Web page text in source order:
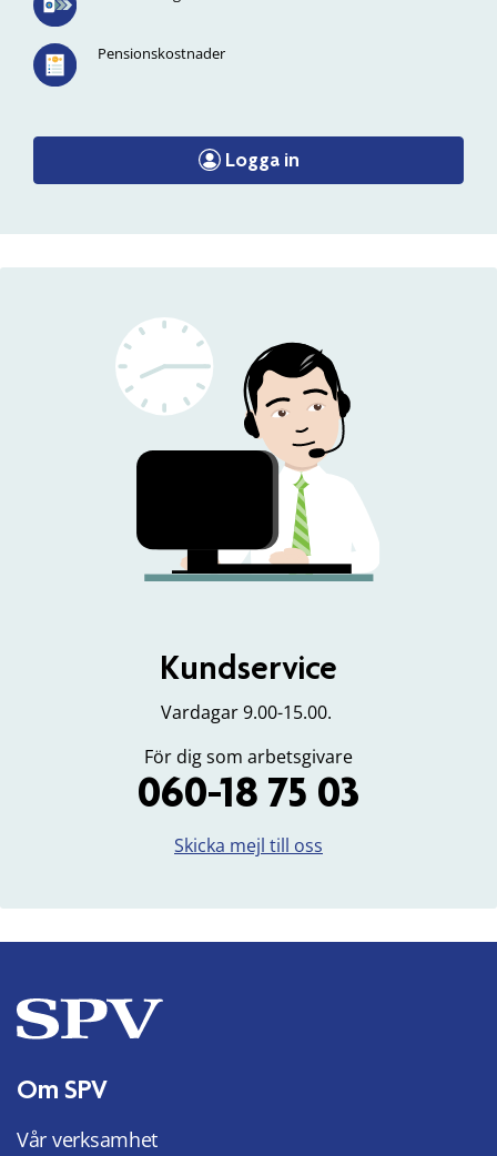
Pensionskostnader
Logga in
Kundservice
Vardagar 9.00-15.00.
För dig som arbetsgivare
060-18 75 03
Skicka mejl till oss
Om SPV
Vår verksamhet